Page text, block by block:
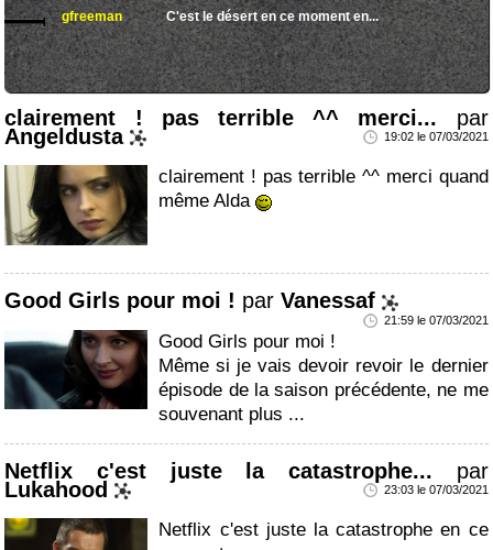
gfreeman
C'est le désert en ce moment en...
clairement ! pas terrible ^^ merci... par
Angeldusta 19:02 le 07/03/2021
clairement ! pas terrible ^^ merci quand
même Alda
Good Girls pour moi ! parVanessaf
21:59 le 07/03/2021
Good Girls pour moi !
Même si je vais devoir revoir le dernier
épisode de la saison précédente, ne me
souvenant plus ...
Netflix c'est juste la catastrophe... par
Lukahood 23:03 le 07/03/2021
Netflix c'est juste la catastrophe en ce